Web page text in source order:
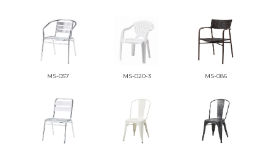
MS-057 MS-020-3 MS-086